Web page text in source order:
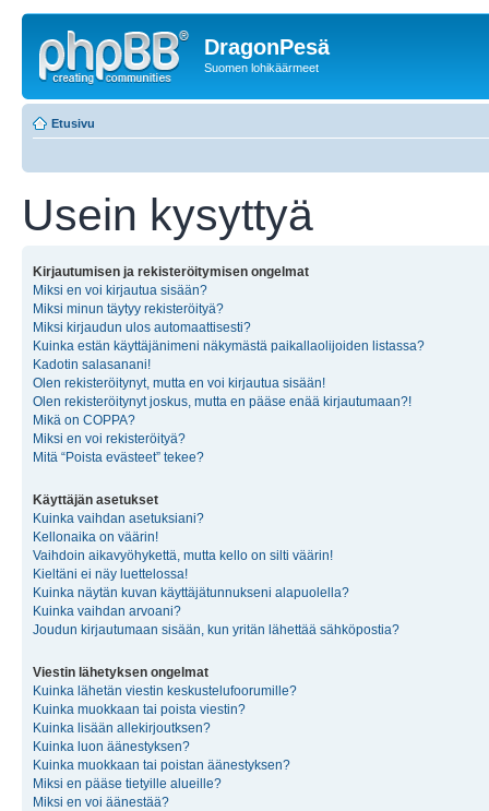
DragonPesä
Suomen lohikäärmeet
Etusivu
Usein kysyttyä
Kirjautumisen ja rekisteröitymisen ongelmat
Miksi en voi kirjautua sisään?
Miksi minun täytyy rekisteröityä?
Miksi kirjaudun ulos automaattisesti?
Kuinka estän käyttäjänimeni näkymästä paikallaolijoiden listassa?
Kadotin salasanani!
Olen rekisteröitynyt, mutta en voi kirjautua sisään!
Olen rekisteröitynyt joskus, mutta en pääse enää kirjautumaan?!
Mikä on COPPA?
Miksi en voi rekisteröityä?
Mitä “Poista evästeet” tekee?
Käyttäjän asetukset
Kuinka vaihdan asetuksiani?
Kellonaika on väärin!
Vaihdoin aikavyöhykettä, mutta kello on silti väärin!
Kieltäni ei näy luettelossa!
Kuinka näytän kuvan käyttäjätunnukseni alapuolella?
Kuinka vaihdan arvoani?
Joudun kirjautumaan sisään, kun yritän lähettää sähköpostia?
Viestin lähetyksen ongelmat
Kuinka lähetän viestin keskustelufoorumille?
Kuinka muokkaan tai poista viestin?
Kuinka lisään allekirjoutksen?
Kuinka luon äänestyksen?
Kuinka muokkaan tai poistan äänestyksen?
Miksi en pääse tietyille alueille?
Miksi en voi äänestää?